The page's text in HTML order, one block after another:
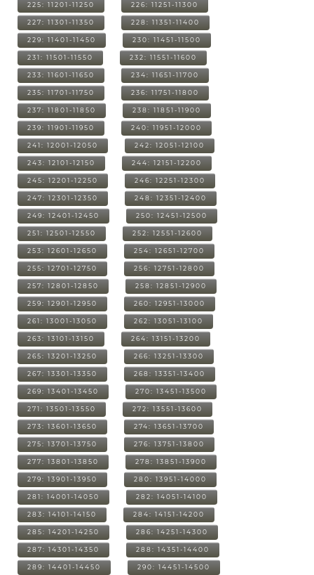
225: 11201-11250 226: 11251-11300
227: 11301-11350 228: 11351-11400
229: 11401-11450 230: 11451-11500
231: 11501-11550 232: 11551-11600
233: 11601-11650 234: 11651-11700
235: 11701-11750 236: 11751-11800
237: 11801-11850 238: 11851-11900
239: 11901-11950 240: 11951-12000
241: 12001-12050 242: 12051-12100
243: 12101-12150 244: 12151-12200
245: 12201-12250 246: 12251-12300
247: 12301-12350 248: 12351-12400
249: 12401-12450 250: 12451-12500
251: 12501-12550 252: 12551-12600
253: 12601-12650 254: 12651-12700
255: 12701-12750 256: 12751-12800
257: 12801-12850 258: 12851-12900
259: 12901-12950 260: 12951-13000
261: 13001-13050 262: 13051-13100
263: 13101-13150 264: 13151-13200
265: 13201-13250 266: 13251-13300
267: 13301-13350 268: 13351-13400
269: 13401-13450 270: 13451-13500
271: 13501-13550 272: 13551-13600
273: 13601-13650 274: 13651-13700
275: 13701-13750 276: 13751-13800
277: 13801-13850 278: 13851-13900
279: 13901-13950 280: 13951-14000
281: 14001-14050 282: 14051-14100
283: 14101-14150 284: 14151-14200
285: 14201-14250 286: 14251-14300
287: 14301-14350 288: 14351-14400
289: 14401-14450 290: 14451-14500